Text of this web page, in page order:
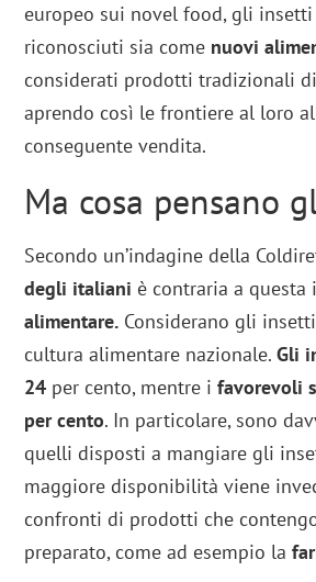
europeo sui novel food, gli
riconosciuti sia come nuovi
considerati prodotti tradizionali
aprendo così le frontiere al loro
conseguente vendita.
Ma cosa pensano
Secondo un’indagine della
degli italiani è contraria a questa i
alimentare. Considerano gli
cultura alimentare nazionale.Gli
24 per cento, mentre ifavorevoli
per cento. In particolare, sono
quelli disposti a mangiare gli
maggiore disponibilità viene
confronti di prodotti che
preparato, come ad esempio la